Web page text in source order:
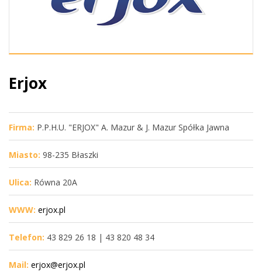
Erjox
Firma: P.P.H.U. "ERJOX" A. Mazur & J. Mazur Spółka Jawna
Miasto: 98-235 Błaszki
Ulica: Równa 20A
WWW: erjox.pl
Telefon: 43 829 26 18 | 43 820 48 34
Mail: erjox@erjox.pl